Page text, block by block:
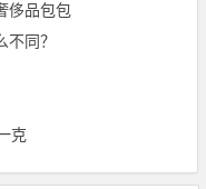
侈品包包
同？
克